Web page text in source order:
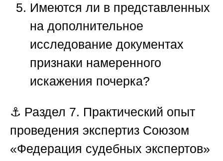
Имеются ли в представленных
на дополнительное
исследование документах
признаки намеренного
искажения почерка?
⚓ Раздел 7. Практический опыт
проведения экспертиз Союзом
«Федерация судебных экспертов»